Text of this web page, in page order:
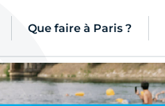
Que faire à Paris ?